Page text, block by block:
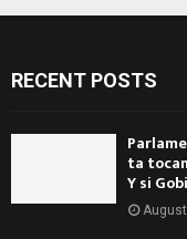
RECENT POSTS
ta
Y si